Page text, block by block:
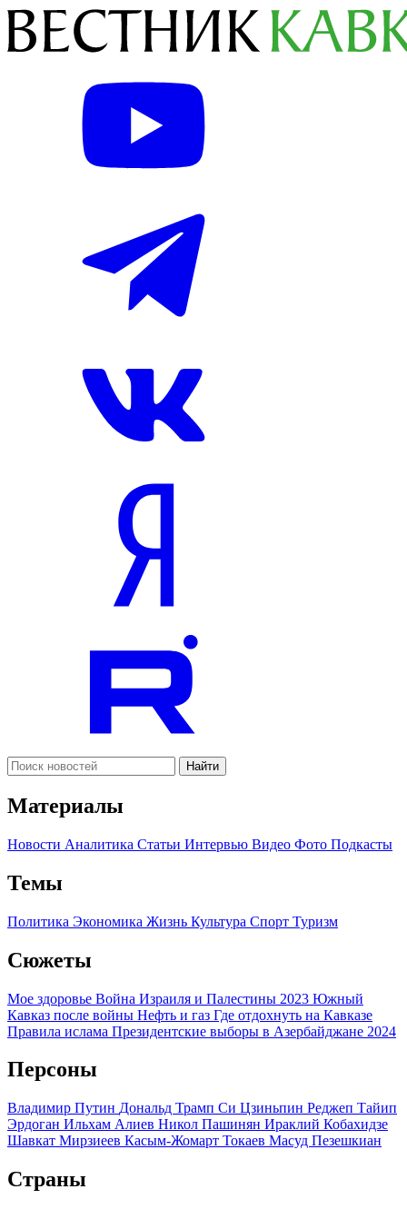
Найти
Материалы
Новости Аналитика Статьи Интервью Видео Фото Подкасты
Темы
Политика Экономика Жизнь Культура Спорт Туризм
Сюжеты
Мое здоровье Война Израиля и Палестины 2023 Южный
Кавказ после войны Нефть и газ Где отдохнуть на Кавказе
Правила ислама Президентские выборы в Азербайджане 2024
Персоны
Владимир Путин Дональд Трамп Си Цзиньпин Реджеп Тайип
Эрдоган Ильхам Алиев Никол Пашинян Ираклий Кобахидзе
Шавкат Мирзиеев Касым-Жомарт Токаев Масуд Пезешкиан
Страны